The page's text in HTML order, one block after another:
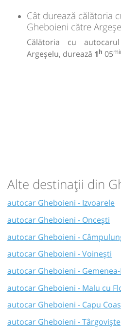
Cât durează călătoria
Gheboieni către
Călătoria cu
Argeșelu, durează 1h 05
Alte destinații din
autocar Gheboieni - Izvoarele
autocar Gheboieni - Oncești
autocar Gheboieni -
autocar Gheboieni - Voinești
autocar Gheboieni -
autocar Gheboieni - Malu cu
autocar Gheboieni - Capu
autocar Gheboieni - Târgoviște